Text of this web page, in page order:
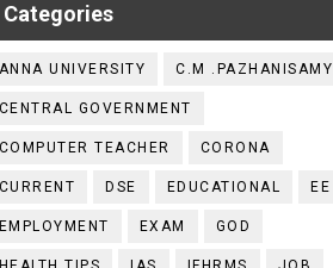
Categories
ANNA UNIVERSITY C.M .PAZHANISAMY
CENTRAL GOVERNMENT
COMPUTER TEACHER CORONA
CURRENT DSE EDUCATIONAL EE
EMPLOYMENT EXAM GOD